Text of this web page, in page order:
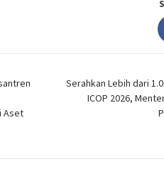
Aset
Serahkan Lebih dari
ICOP 2026,